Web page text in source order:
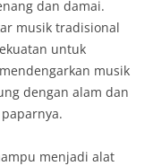
dan damai.
musik tradisional
untuk
musik
dengan alam dan
menjadi alat